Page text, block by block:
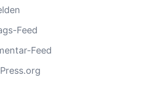
Feed
Feed